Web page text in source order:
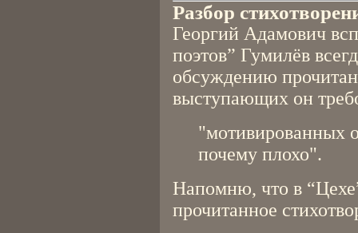
Разбор
Георгий Адамович
поэтов” Гумилёв
обсуждению
выступающих он
"мотивированных
почему плохо".
Напомню, что в
прочитанное